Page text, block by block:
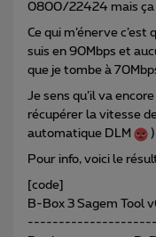
0800/22424 mais ça
Ce qui m’énerve c’est
suis en 90Mbps et
que je tombe à
Je sens qu’il va
récupérer la vitesse
automatique DLM
Pour info, voici le
[code]
B-Box 3 Sagem Tool